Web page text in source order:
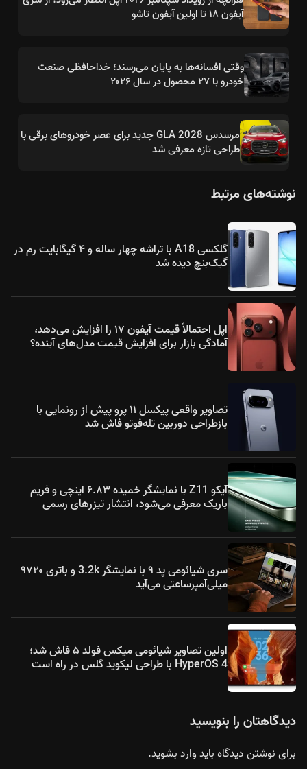
آیفون ۱۸ تا اولین آیفون تاشو
وقتی افسانه‌ها به پایان می‌رسند؛ خداحافظی صنعت
خودرو با ۲۷ محصول در سال ۲۰۲۶
مرسدس GLA 2028 جدید برای عصر خودروهای برقی با
طراحی تازه معرفی شد
نوشته‌های مرتبط
گلکسی A18 با تراشه چهار ساله و ۴ گیگابایت رم در
گیک‌بنچ دیده شد
اپل احتمالاً قیمت آیفون ۱۷ را افزایش می‌دهد،
آمادگی بازار برای افزایش قیمت مدل‌های آینده؟
تصاویر واقعی پیکسل ۱۱ پرو پیش از رونمایی با
بازطراحی دوربین تله‌فوتو فاش شد
آیکو Z11 با نمایشگر خمیده ۶.۸۳ اینچی و فریم
باریک معرفی می‌شود، انتشار تیزرهای رسمی
سری شیائومی پد ۹ با نمایشگر 3.2k و باتری ۹۷۲۰
میلی‌آمپرساعتی می‌آید
اولین تصاویر شیائومی میکس فولد ۵ فاش شد؛
HyperOS 4 با طراحی لیکوید گلس در راه است
دیدگاهتان را بنویسید
برای نوشتن دیدگاه بایدوارد بشوید.